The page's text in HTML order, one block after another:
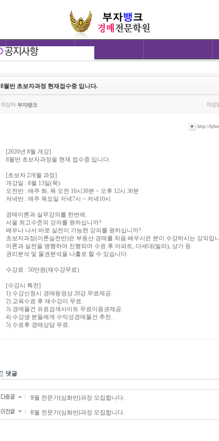
8월반 초보자과정 현재접수중 입니다.
작성자: 부자뱅크 작성
http://
[2020년 8월 개강]
8월반 초보자과정을 현재 접수중 입니다.
[초보자 2개월 과정]
개강일 : 8월 13일(목)
오전반 : 매주 화, 목 오전 10시30분 ~ 오후 12시 30분
저녁반 : 매주 목요일 저녁7시 ~ 저녁10시
경매이론과 실무강의를 한번에.
서울 최고수준의 강의를 원하십니까?
배우나 나서 바로 실전이 가능한 강의를 원하십니까?
초보자과정(이론실전반)은 부동산 경매를 처음 배우시은 분이 수강하시는 강의입
이론과 실전을 병행하여 진행되며 수료 후 아파트, 다세대(빌라), 상가 등
권리분석 및 물권분석을 나홀로 할 수 있습니다.
수강료 : 50만원(재수강무료)
[수강시 특전]
1) 수강신청시 경매동영상 20강 무료제공.
2) 교육수료 후 재수강이 무료.
3) 경매물건 유료검색사이트 무료이용권제공.
4) 수강생 분들에게 수익성경매물건 추천.
5) 수료후 경매상담 무료.
댓글
9월 전문가(심화반)과정 모집합니다.
8월 전문가(심화반)과정 모집합니다.